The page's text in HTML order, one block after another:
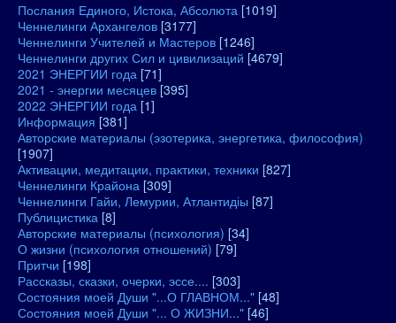
Послания Единого, Истока, Абсолюта [1019]
Ченнелинги Архангелов [3177]
Ченнелинги Учителей и Мастеров [1246]
Ченнелинги других Сил и цивилизаций [4679]
2021 ЭНЕРГИИ года [71]
2021 - энергии месяцев [395]
2022 ЭНЕРГИИ года [1]
Информация [381]
Авторские материалы (эзотерика, энергетика, философия)
[1907]
Активации, медитации, практики, техники [827]
Ченнелинги Крайона [309]
Ченнелинги Гайи, Лемурии, Атлантидіы [87]
Публицистика [8]
Авторские материалы (психология) [34]
О жизни (психология отношений) [79]
Притчи [198]
Рассказы, сказки, очерки, эссе.... [303]
Состояния моей Души "...О ГЛАВНОМ..." [48]
Состояния моей Души "... О ЖИЗНИ..." [46]